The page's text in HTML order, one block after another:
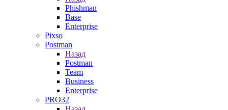
Phishman
Base
Enterprise
Pixso
Postman
Назад
Postman
Team
Business
Enterprise
PRO32